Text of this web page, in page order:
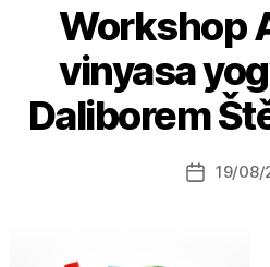
Workshop
vinyasa
Daliborem
Datum
19/08/